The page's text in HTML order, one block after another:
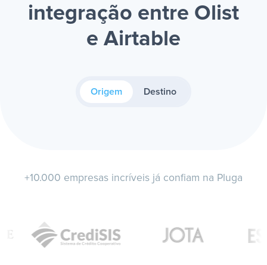
integração entre Olist
e Airtable
Origem Destino
+10.000 empresas incríveis já confiam na Pluga